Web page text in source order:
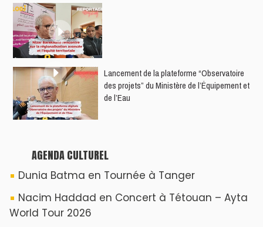
​Lancement de la plateforme “Observatoire
des projets” du Ministère de l’Équipement et
de l’Eau
AGENDA CULTUREL
Dunia Batma en Tournée à Tanger
Nacim Haddad en Concert à Tétouan – Ayta
World Tour 2026